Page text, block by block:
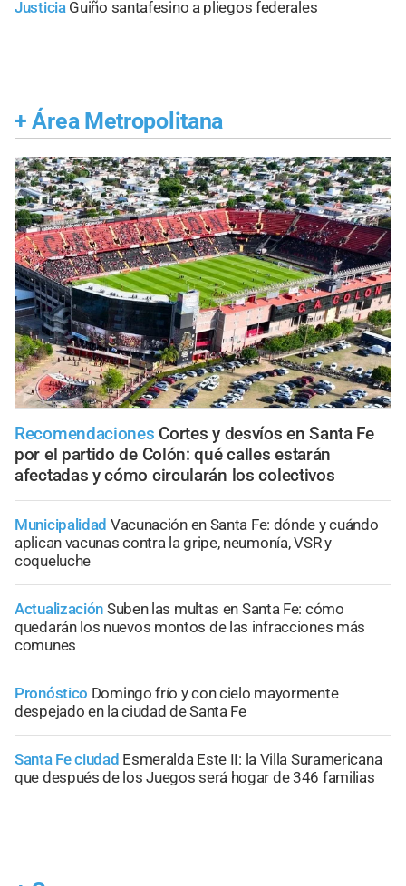
Justicia Guiño santafesino a pliegos federales
+ Área Metropolitana
Recomendaciones Cortes y desvíos en Santa Fe
por el partido de Colón: qué calles estarán
afectadas y cómo circularán los colectivos
Municipalidad Vacunación en Santa Fe: dónde y cuándo
aplican vacunas contra la gripe, neumonía, VSR y
coqueluche
Actualización Suben las multas en Santa Fe: cómo
quedarán los nuevos montos de las infracciones más
comunes
Pronóstico Domingo frío y con cielo mayormente
despejado en la ciudad de Santa Fe
Santa Fe ciudad Esmeralda Este II: la Villa Suramericana
que después de los Juegos será hogar de 346 familias